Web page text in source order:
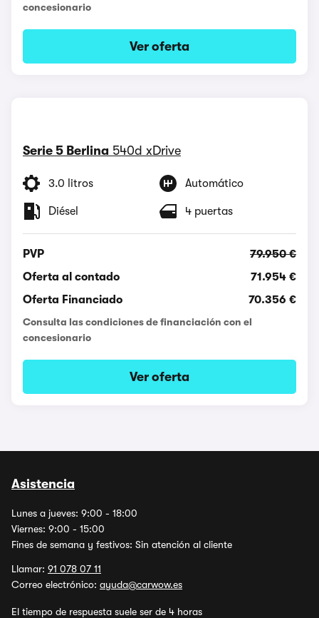
concesionario
Ver oferta
Serie 5 Berlina 540d xDrive
3.0 litros Automático
Diésel 4 puertas
PVP
79.950 €
Oferta al contado
71.954 €
Oferta Financiado
70.356 €
Consulta las condiciones de financiación con el
concesionario
Ver oferta
Asistencia
Lunes a jueves: 9:00 - 18:00
Viernes: 9:00 - 15:00
Fines de semana y festivos: Sin atención al cliente
Llamar: 91 078 07 11
Correo electrónico: ayuda@carwow.es
El tiempo de respuesta suele ser de 4 horas